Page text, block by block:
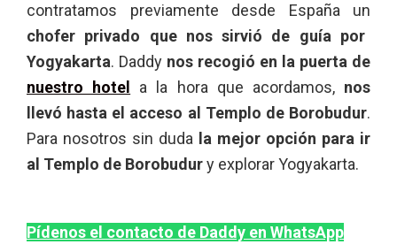
contratamos previamente desde España un
chofer privado que nos sirvió de guía por
Yogyakarta. Daddy nos recogió en la puerta de
nuestro hotel
a la hora que acordamos, nos
llevó hasta el acceso al Templo de Borobudur.
Para nosotros sin duda la mejor opción para ir
al Templo de Borobudury explorar Yogyakarta.
Pídenos el contacto de Daddy en WhatsApp